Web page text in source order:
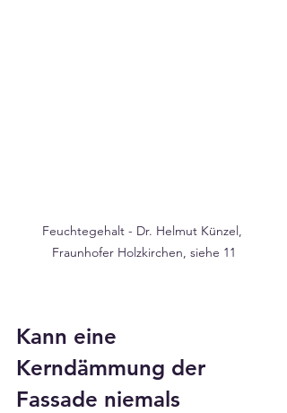
Feuchtegehalt - Dr. Helmut Künzel,
Fraunhofer Holzkirchen, siehe 11
Kann eine
Kerndämmung der
Fassade niemals